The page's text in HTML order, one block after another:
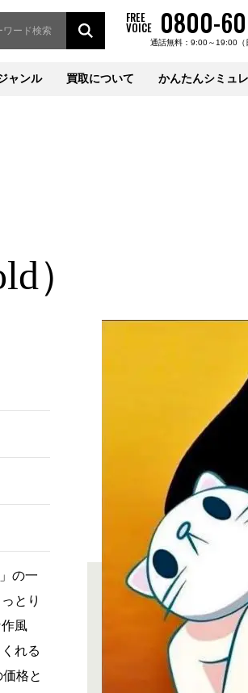
FREE
VOICE 0800-
通話無料：9:00～19:00（
ャンル 買取について かんたんシミュ
）
の一
とり
風
れる
格と